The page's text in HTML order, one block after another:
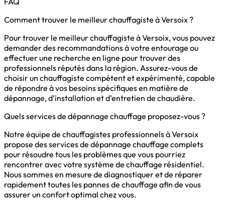
Comment trouver le meilleur chauffagiste à Versoix ?
Pour trouver le meilleur chauffagiste à Versoix, vous pouvez
demander des recommandations à votre entourage ou
effectuer une recherche en ligne pour trouver des
professionnels réputés dans la région. Assurez-vous de
choisir un chauffagiste compétent et expérimenté, capable
de répondre à vos besoins spécifiques en matière de
dépannage, d’installation et d’entretien de chaudière.
Quels services de dépannage chauffage proposez-vous ?
Notre équipe de chauffagistes professionnels à Versoix
propose des services de dépannage chauffage complets
pour résoudre tous les problèmes que vous pourriez
rencontrer avec votre système de chauffage résidentiel.
Nous sommes en mesure de diagnostiquer et de réparer
rapidement toutes les pannes de chauffage afin de vous
assurer un confort optimal chez vous.